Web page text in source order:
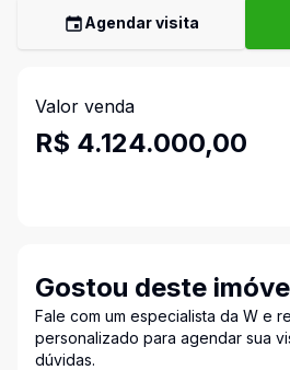
Agendar visita
Valor venda
R$ 4.124.000,00
Gostou deste
Fale com um especialista da W e
personalizado para agendar sua
dúvidas.